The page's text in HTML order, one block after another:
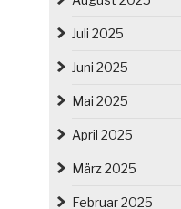
Juli 2025
Juni 2025
Mai 2025
April 2025
März 2025
Februar 2025